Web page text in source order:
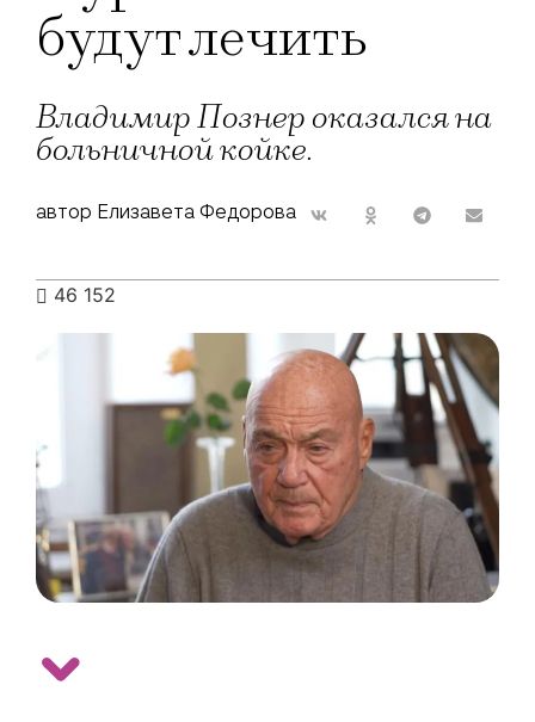
будут лечить
Владимир Познер оказался на
больничной койке.
автор Елизавета Федорова
46 152